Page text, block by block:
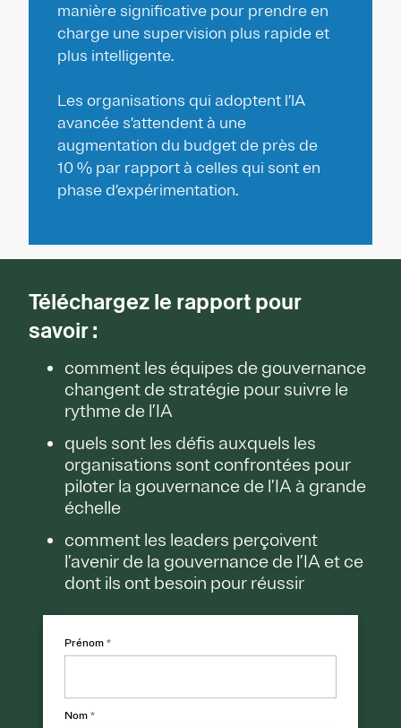
manière significative pour prendre en
charge une supervision plus rapide et
plus intelligente.
Les organisations qui adoptent l’IA
avancée s’attendent à une
augmentation du budget de près de
10 % par rapport à celles qui sont en
phase d’expérimentation.
Téléchargez le rapport pour
savoir :
comment les équipes de gouvernance
changent de stratégie pour suivre le
rythme de l’IA
quels sont les défis auxquels les
organisations sont confrontées pour
piloter la gouvernance de l’IA à grande
échelle
comment les leaders perçoivent
l’avenir de la gouvernance de l’IA et ce
dont ils ont besoin pour réussir
Prénom *
Nom *